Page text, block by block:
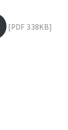
[PDF 338KB]